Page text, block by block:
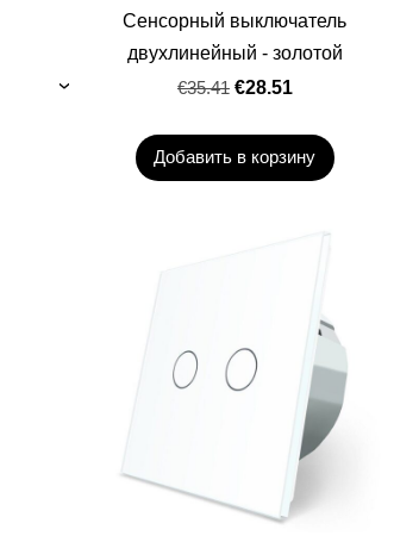
›
Сенсорный выключатель
двухлинейный - золотой
€35.41 €28.51
Добавить в корзину